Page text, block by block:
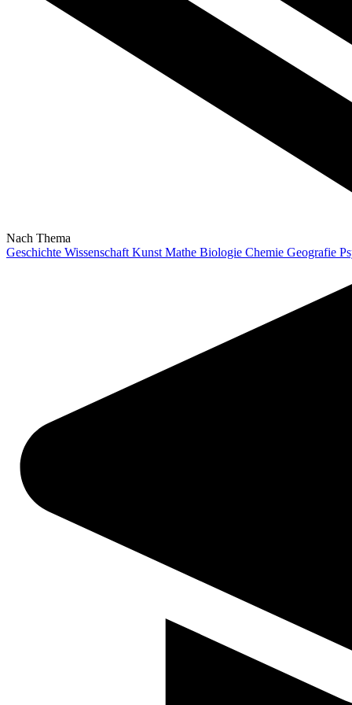
Nach Thema
Geschichte Wissenschaft Kunst Mathe Biologie Chemie Geografie